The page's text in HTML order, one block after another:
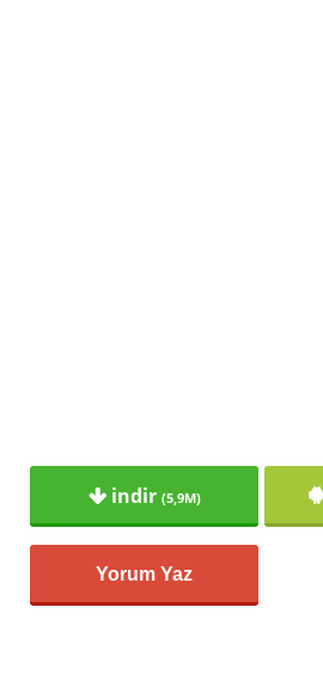
indir (5,9M)
Yorum Yaz